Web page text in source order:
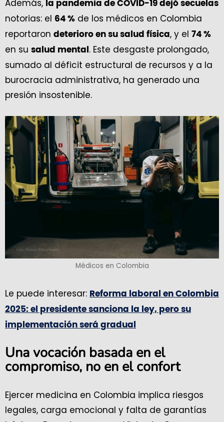
Además, la pandemia de COVID-19 dejó secuelas
notorias: el 64 % de los médicos en Colombia
reportaron deterioro en su salud física, y el 74 %
en su salud mental . Este desgaste prolongado,
sumado al déficit estructural de recursos y a la
burocracia administrativa, ha generado una
presión insostenible.
Médicos en Colombia
Le puede interesar: Reforma laboral en Colombia
2025: el presidente sanciona la ley, pero su
implementación será gradual
Una vocación basada en el
compromiso, no en el confort
Ejercer medicina en Colombia implica riesgos
legales, carga emocional y falta de garantías